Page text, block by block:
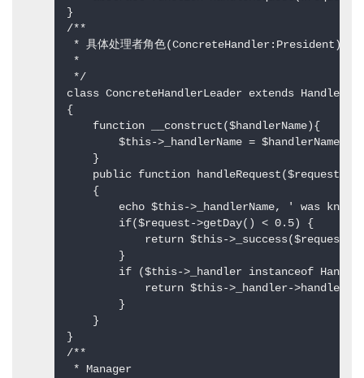
}
/**
* 具体处理者角色(ConcreteHandler:President):处理
*
*/
class ConcreteHandlerLeader extends Handler
{
function __construct($handlerName){
$this->_handlerName = $handlerName;
}
public function handleRequest($request)
{
echo $this->_handlerName, ' was known
if($request->getDay() < 0.5) {
return $this-
}
if ($this->_handler instanceof
return $this->_handler-
}
}
}
/**
* Manager